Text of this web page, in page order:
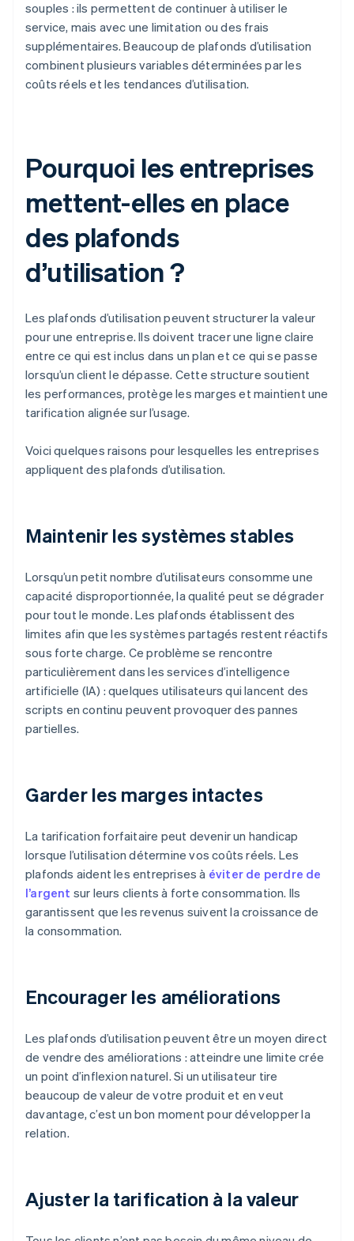
souples : ils permettent de continuer à utiliser le
service, mais avec une limitation ou des frais
supplémentaires. Beaucoup de plafonds d’utilisation
combinent plusieurs variables déterminées par les
coûts réels et les tendances d’utilisation.
Pourquoi les entreprises
mettent-elles en place
des plafonds
d’utilisation ?
Les plafonds d’utilisation peuvent structurer la valeur
pour une entreprise. Ils doivent tracer une ligne claire
entre ce qui est inclus dans un plan et ce qui se passe
lorsqu’un client le dépasse. Cette structure soutient
les performances, protège les marges et maintient une
tarification alignée sur l’usage.
Voici quelques raisons pour lesquelles les entreprises
appliquent des plafonds d’utilisation.
Maintenir les systèmes stables
Lorsqu’un petit nombre d’utilisateurs consomme une
capacité disproportionnée, la qualité peut se dégrader
pour tout le monde. Les plafonds établissent des
limites afin que les systèmes partagés restent réactifs
sous forte charge. Ce problème se rencontre
particulièrement dans les services d’intelligence
artificielle (IA) : quelques utilisateurs qui lancent des
scripts en continu peuvent provoquer des pannes
partielles.
Garder les marges intactes
La tarification forfaitaire peut devenir un handicap
lorsque l’utilisation détermine vos coûts réels. Les
plafonds aident les entreprises à éviter de perdre de
l’argent sur leurs clients à forte consommation. Ils
garantissent que les revenus suivent la croissance de
la consommation.
Encourager les améliorations
Les plafonds d’utilisation peuvent être un moyen direct
de vendre des améliorations : atteindre une limite crée
un point d’inflexion naturel. Si un utilisateur tire
beaucoup de valeur de votre produit et en veut
davantage, c’est un bon moment pour développer la
relation.
Ajuster la tarification à la valeur